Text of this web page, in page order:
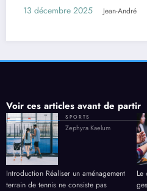
votre groupe
Voir ces articles avant de partir
Zephyra Kaelum